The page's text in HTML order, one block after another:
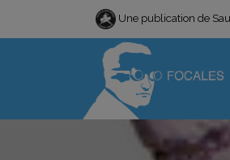
Une publication de